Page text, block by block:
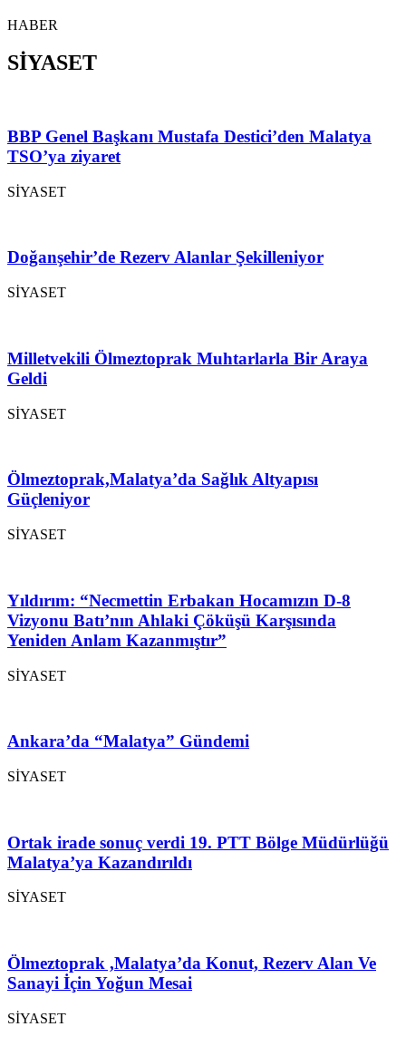
HABER
SİYASET
BBP Genel Başkanı Mustafa Destici’den Malatya
TSO’ya ziyaret
SİYASET
Doğanşehir’de Rezerv Alanlar Şekilleniyor
SİYASET
Milletvekili Ölmeztoprak Muhtarlarla Bir Araya
Geldi
SİYASET
Ölmeztoprak,Malatya’da Sağlık Altyapısı
Güçleniyor
SİYASET
Yıldırım: “Necmettin Erbakan Hocamızın D-8
Vizyonu Batı’nın Ahlaki Çöküşü Karşısında
Yeniden Anlam Kazanmıştır”
SİYASET
Ankara’da “Malatya” Gündemi
SİYASET
Ortak irade sonuç verdi 19. PTT Bölge Müdürlüğü
Malatya’ya Kazandırıldı
SİYASET
Ölmeztoprak ,Malatya’da Konut, Rezerv Alan Ve
Sanayi İçin Yoğun Mesai
SİYASET